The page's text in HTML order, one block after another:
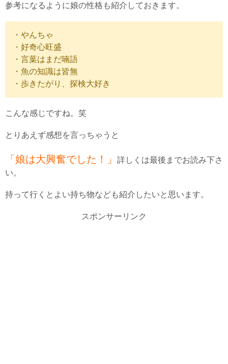
参考になるように娘の性格も紹介しておきます。
・やんちゃ
・好奇心旺盛
・言葉はまだ喃語
・魚の知識は皆無
・歩きたがり、探検大好き
こんな感じですね。笑
とりあえず感想を言っちゃうと
「娘は大興奮でした！」
詳しくは最後までお読み下さ
い。
持って行くとよい持ち物なども紹介したいと思います。
スポンサーリンク